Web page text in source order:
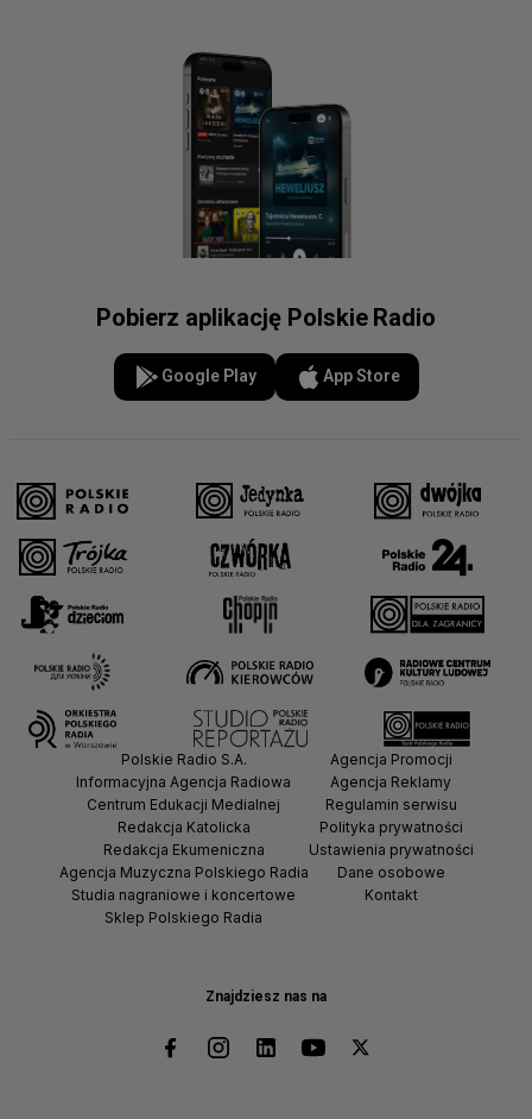
Pobierz aplikację Polskie Radio
Google Play App Store
Znajdziesz nas na
Polskie Radio S.A.
Informacyjna Agencja Radiowa
Centrum Edukacji Medialnej
Redakcja Katolicka
Redakcja Ekumeniczna
Agencja Muzyczna Polskiego Radia
Studia nagraniowe i koncertowe
Sklep Polskiego Radia
Agencja Promocji
Agencja Reklamy
Regulamin serwisu
Polityka prywatności
Ustawienia prywatności
Dane osobowe
Kontakt